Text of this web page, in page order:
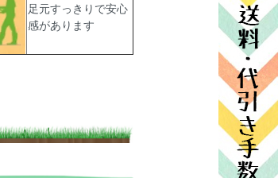
足元すっきりで安心
感があります